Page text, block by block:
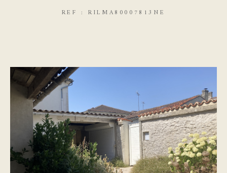
REF : RILMA80007813NE